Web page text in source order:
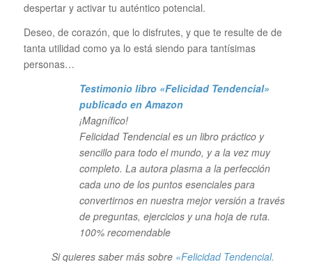
despertar y activar tu auténtico potencial.
Deseo, de corazón, que lo disfrutes, y que te resulte de de
tanta utilidad como ya lo está siendo para tantísimas
personas…
Testimonio libro «Felicidad Tendencial»
publicado en Amazon
¡Magnífico!
Felicidad Tendencial es un libro práctico y
sencillo para todo el mundo, y a la vez muy
completo. La autora plasma a la perfección
cada uno de los puntos esenciales para
convertirnos en nuestra mejor versión a través
de preguntas, ejercicios y una hoja de ruta.
100% recomendable
Si quieres saber más sobre «Felicidad Tendencial.